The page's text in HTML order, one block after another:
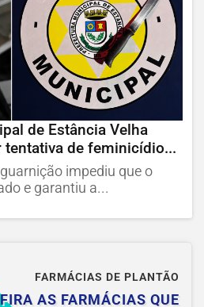
de Estância Velha
de feminicídio...
impediu que o
e garantiu a...
FARMÁCIAS DE PLANTÃO
AS FARMÁCIAS QUE